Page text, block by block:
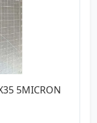
5MICRON